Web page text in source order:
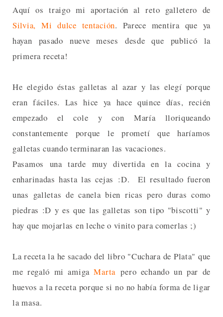
Aquí os traigo mi aportación al reto galletero de
Silvia, Mi dulce tentación. Parece mentira que ya
hayan pasado nueve meses desde que publicó la
primera receta!
He elegido éstas galletas al azar y las elegí porque
eran fáciles. Las hice ya hace quince días, recién
empezado el cole y con María lloriqueando
constantemente porque le prometí que haríamos
galletas cuando terminaran las vacaciones.
Pasamos una tarde muy divertida en la cocina y
enharinadas hasta las cejas :D. El resultado fueron
unas galletas de canela bien ricas pero duras como
piedras :D y es que las galletas son tipo "biscotti" y
hay que mojarlas en leche o vinito para comerlas ;)
La receta la he sacado del libro "Cuchara de Plata" que
me regaló mi amigaMarta pero echando un par de
huevos a la receta porque si no no había forma de ligar
la masa.